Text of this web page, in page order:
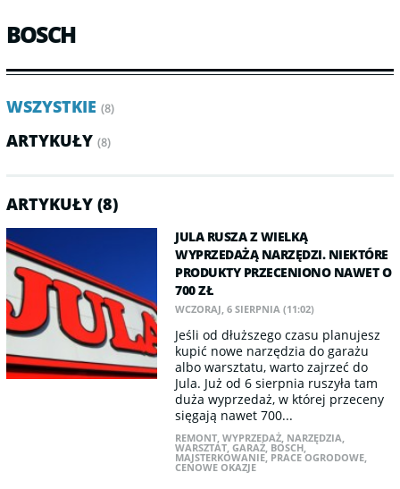
BOSCH
WSZYSTKIE (8)
ARTYKUŁY (8)
ARTYKUŁY (8)
JULA RUSZA Z WIELKĄ
WYPRZEDAŻĄ NARZĘDZI. NIEKTÓRE
PRODUKTY PRZECENIONO NAWET O
700 ZŁ
WCZORAJ, 6 SIERPNIA (11:02)
Jeśli od dłuższego czasu planujesz
kupić nowe narzędzia do garażu
albo warsztatu, warto zajrzeć do
Jula. Już od 6 sierpnia ruszyła tam
duża wyprzedaż, w której przeceny
sięgają nawet 700...
REMONT,WYPRZEDAŻ, NARZĘDZIA,
WARSZTAT,GARAŻ, BOSCH,
MAJSTERKOWANIE, PRACE OGRODOWE,
CENOWE OKAZJE